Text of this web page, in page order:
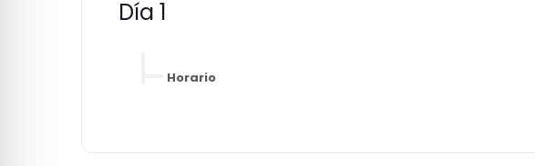
Día 1
Horario